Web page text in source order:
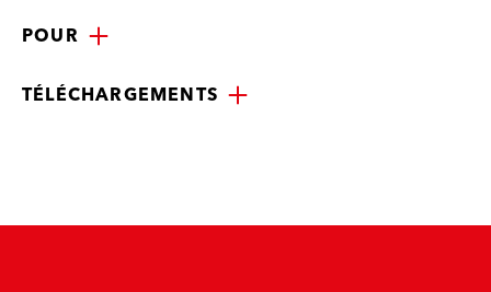
POUR
TÉLÉCHARGEMENTS